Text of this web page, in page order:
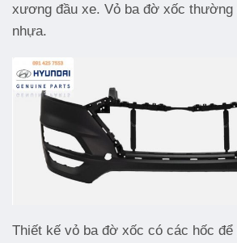
xương đầu xe. Vỏ ba đờ xốc
nhựa.
Thiết kế vỏ ba đờ xốc có các hốc